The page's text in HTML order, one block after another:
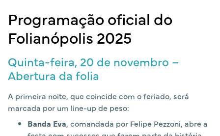
Programação oficial do
Folianópolis 2025
Quinta-feira, 20 de novembro –
Abertura da folia
A primeira noite, que coincide com o feriado, será
marcada por um line-up de peso:
Banda Eva, comandada por Felipe Pezzoni, abre a